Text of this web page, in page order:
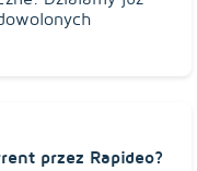
przez Rapideo?